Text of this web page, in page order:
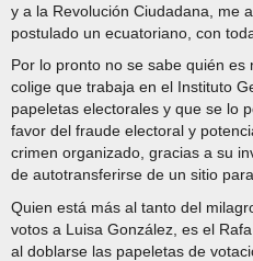
y a la Revolución Ciudadana, me
postulado un ecuatoriano, con
Por lo pronto no se sabe quién
colige que trabaja en el Instituto
papeletas electorales y que se lo
favor del fraude electoral y
crimen organizado, gracias a su
de autotransferirse de un sitio
Quien está más al tanto del
votos a Luisa González, es el
al doblarse las papeletas de